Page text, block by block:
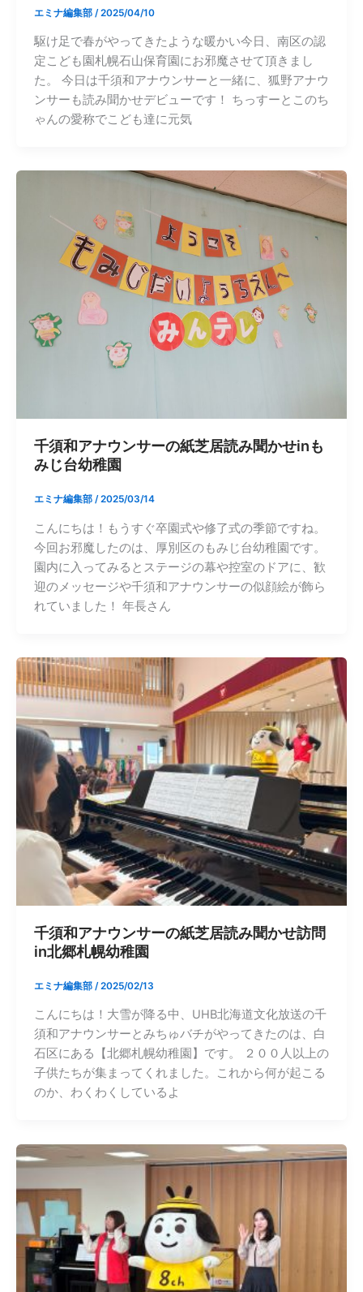
エミナ編集部 /2025/04/10
駆け足で春がやってきたような暖かい今日、南区の認
定こども園札幌石山保育園にお邪魔させて頂きまし
た。 今日は千須和アナウンサーと一緒に、狐野アナウ
ンサーも読み聞かせデビューです！ ちっすーとこのち
ゃんの愛称でこども達に元気
千須和アナウンサーの紙芝居読み聞かせinも
みじ台幼稚園
エミナ編集部 /2025/03/14
こんにちは！もうすぐ卒園式や修了式の季節ですね。
今回お邪魔したのは、厚別区のもみじ台幼稚園です。
園内に入ってみるとステージの幕や控室のドアに、歓
迎のメッセージや千須和アナウンサーの似顔絵が飾ら
れていました！ 年長さん
千須和アナウンサーの紙芝居読み聞かせ訪問
in北郷札幌幼稚園
エミナ編集部 /2025/02/13
こんにちは！大雪が降る中、UHB北海道文化放送の千
須和アナウンサーとみちゅバチがやってきたのは、白
石区にある【北郷札幌幼稚園】です。 ２００人以上の
子供たちが集まってくれました。これから何が起こる
のか、わくわくしているよ